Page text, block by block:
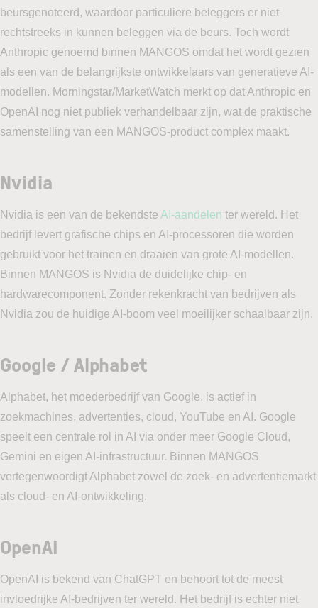
beursgenoteerd, waardoor particuliere beleggers er niet
rechtstreeks in kunnen beleggen via de beurs. Toch wordt
Anthropic genoemd binnen MANGOS omdat het wordt gezien
als een van de belangrijkste ontwikkelaars van generatieve AI-
modellen. Morningstar/MarketWatch merkt op dat Anthropic en
OpenAI nog niet publiek verhandelbaar zijn, wat de praktische
samenstelling van een MANGOS-product complex maakt.
Nvidia
Nvidia is een van de bekendste AI-aandelen ter wereld. Het
bedrijf levert grafische chips en AI-processoren die worden
gebruikt voor het trainen en draaien van grote AI-modellen.
Binnen MANGOS is Nvidia de duidelijke chip- en
hardwarecomponent. Zonder rekenkracht van bedrijven als
Nvidia zou de huidige AI-boom veel moeilijker schaalbaar zijn.
Google / Alphabet
Alphabet, het moederbedrijf van Google, is actief in
zoekmachines, advertenties, cloud, YouTube en AI. Google
speelt een centrale rol in AI via onder meer Google Cloud,
Gemini en eigen AI-infrastructuur. Binnen MANGOS
vertegenwoordigt Alphabet zowel de zoek- en advertentiemarkt
als cloud- en AI-ontwikkeling.
OpenAI
OpenAI is bekend van ChatGPT en behoort tot de meest
invloedrijke AI-bedrijven ter wereld. Het bedrijf is echter niet